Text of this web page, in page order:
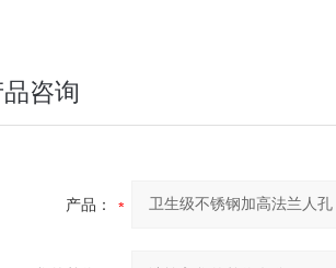
品咨询
产品：